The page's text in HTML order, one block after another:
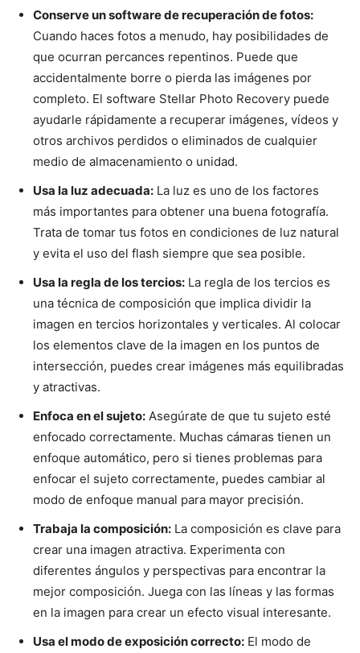
Conserve un software de recuperación de fotos:
Cuando haces fotos a menudo, hay posibilidades de
que ocurran percances repentinos. Puede que
accidentalmente borre o pierda las imágenes por
completo. El software Stellar Photo Recovery puede
ayudarle rápidamente a recuperar imágenes, vídeos y
otros archivos perdidos o eliminados de cualquier
medio de almacenamiento o unidad.
Usa la luz adecuada: La luz es uno de los factores
más importantes para obtener una buena fotografía.
Trata de tomar tus fotos en condiciones de luz natural
y evita el uso del flash siempre que sea posible.
Usa la regla de los tercios: La regla de los tercios es
una técnica de composición que implica dividir la
imagen en tercios horizontales y verticales. Al colocar
los elementos clave de la imagen en los puntos de
intersección, puedes crear imágenes más equilibradas
y atractivas.
Enfoca en el sujeto: Asegúrate de que tu sujeto esté
enfocado correctamente. Muchas cámaras tienen un
enfoque automático, pero si tienes problemas para
enfocar el sujeto correctamente, puedes cambiar al
modo de enfoque manual para mayor precisión.
Trabaja la composición: La composición es clave para
crear una imagen atractiva. Experimenta con
diferentes ángulos y perspectivas para encontrar la
mejor composición. Juega con las líneas y las formas
en la imagen para crear un efecto visual interesante.
Usa el modo de exposición correcto: El modo de